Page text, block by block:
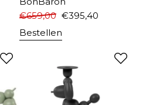
€659,00 €395,40
Bestellen